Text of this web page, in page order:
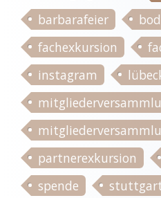
barbarafeier
fachexkursion
instagram
partnerexkursion
spende